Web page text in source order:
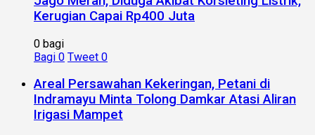
Kerugian Capai Rp400 Juta
0 bagi
Bagi 0 Tweet 0
Areal Persawahan Kekeringan, Petani di
Indramayu Minta Tolong Damkar Atasi Aliran
Irigasi Mampet